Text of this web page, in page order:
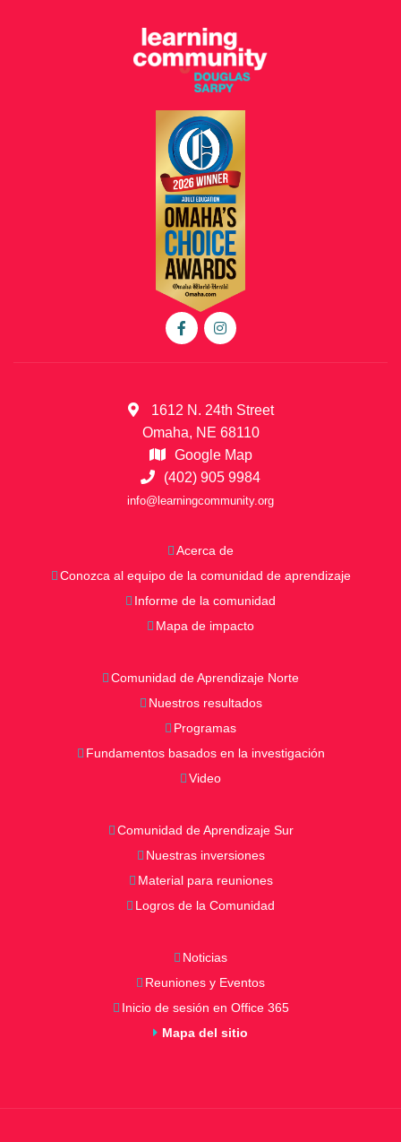
1612 N. 24th Street
Omaha, NE 68110
Google Map
(402) 905 9984
info@learningcommunity.org
Acerca de
Conozca al equipo de la comunidad de aprendizaje
Informe de la comunidad
Mapa de impacto
Comunidad de Aprendizaje Norte
Nuestros resultados
Programas
Fundamentos basados en la investigación
Video
Comunidad de Aprendizaje Sur
Nuestras inversiones
Material para reuniones
Logros de la Comunidad
Noticias
Reuniones y Eventos
Inicio de sesión en Office 365
Mapa del sitio